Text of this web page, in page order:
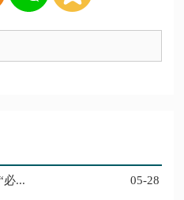
必... 05-28